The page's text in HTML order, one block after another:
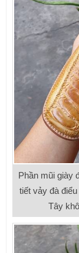
Phần mũi giày
tiết vảy đà
Tây